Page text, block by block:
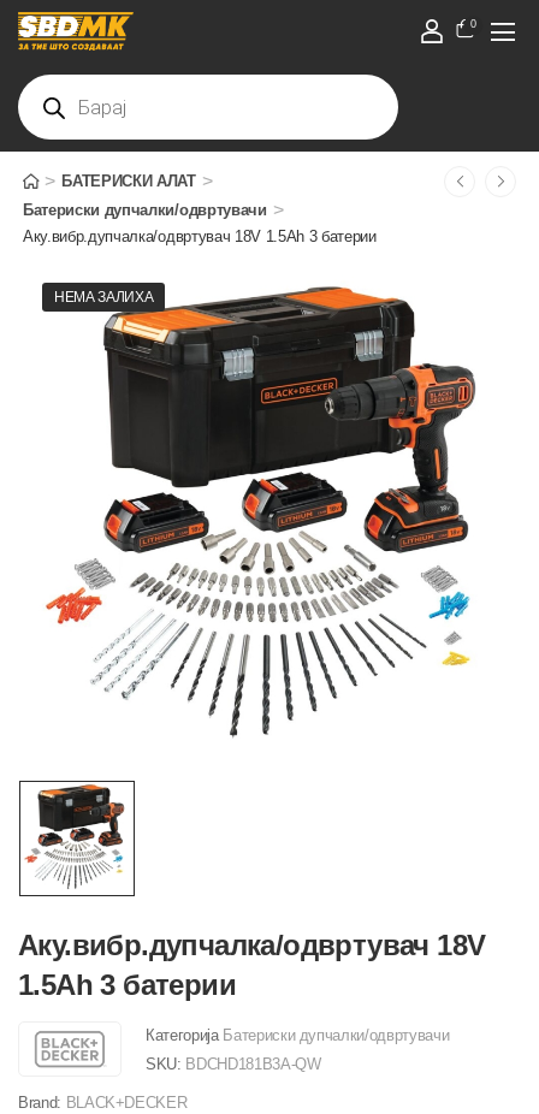
0
> БАТЕРИСКИ АЛАТ >
Батериски дупчалки/одвртувачи >
Аку.вибр.дупчалка/одвртувач 18V 1.5Ah 3 батерии
НЕМА ЗАЛИХА
Аку.вибр.дупчалка/одвртувач 18V
1.5Ah 3 батерии
Категорија Батериски дупчалки/одвртувачи
SKU: BDCHD181B3A-QW
Brand: BLACK+DECKER